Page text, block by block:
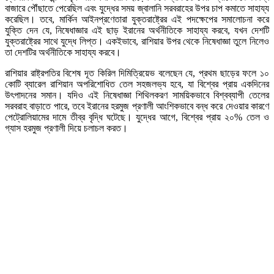
বাজারে পৌঁছাতে পেরেছিল এবং যুদ্ধের সময় জ্বালানি সরবরাহের উপর চাপ কমাতে সাহায্য
করেছিল। তবে, মার্কিন আইনপ্রণেতারা যুক্তরাষ্ট্রের এই পদক্ষেপের সমালোচনা করে
যুক্তি দেন যে, নিষেধাজ্ঞার এই ছাড় ইরানের অর্থনীতিকে সাহায্য করবে, যখন দেশটি
যুক্তরাষ্ট্রের সাথে যুদ্ধে লিপ্ত। একইভাবে, রাশিয়ার উপর থেকে নিষেধাজ্ঞা তুলে নিলেও
তা দেশটির অর্থনীতিকে সাহায্য করবে।
রাশিয়ার রাষ্ট্রপতির বিশেষ দূত কিরিল দিমিত্রিয়েভ বলেছেন যে, প্রথম ছাড়ের ফলে ১০
কোটি ব্যারেল রাশিয়ান অপরিশোধিত তেল সহজলভ্য হবে, যা বিশ্বের প্রায় একদিনের
উৎপাদনের সমান। যদিও এই নিষেধাজ্ঞা শিথিলকরণ সাময়িকভাবে বিশ্বব্যাপী তেলের
সরবরাহ বাড়াতে পারে, তবে ইরানের হরমুজ প্রণালী আংশিকভাবে বন্ধ করে দেওয়ার কারণে
পেট্রোলিয়ামের দামে তীব্র বৃদ্ধি ঘটেছে। যুদ্ধের আগে, বিশ্বের প্রায় ২০% তেল ও
গ্যাস হরমুজ প্রণালী দিয়ে চলাচল করত।